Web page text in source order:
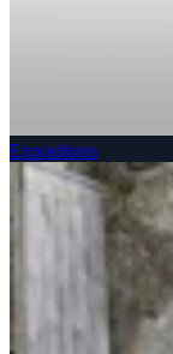
Expositions